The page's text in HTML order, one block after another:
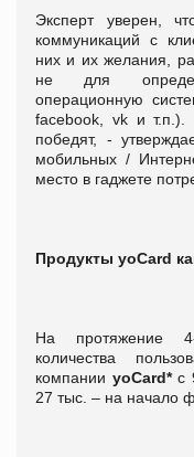
Эксперт уверен,
коммуникаций с
них и их желания,
не для
операционную
facebook, vk и
победят, -
мобильных /
место в гаджете
Продукты yoCard
На протяжение
количества
компании yoCard*с
27 тыс. – на начало